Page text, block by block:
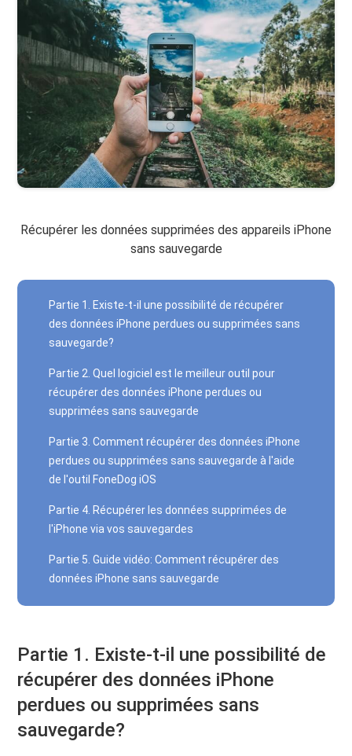
Récupérer les données supprimées des appareils iPhone
sans sauvegarde
Partie 1. Existe-t-il une possibilité de récupérer
des données iPhone perdues ou supprimées sans
sauvegarde?
Partie 2. Quel logiciel est le meilleur outil pour
récupérer des données iPhone perdues ou
supprimées sans sauvegarde
Partie 3. Comment récupérer des données iPhone
perdues ou supprimées sans sauvegarde à l'aide
de l'outil FoneDog iOS
Partie 4. Récupérer les données supprimées de
l'iPhone via vos sauvegardes
Partie 5. Guide vidéo: Comment récupérer des
données iPhone sans sauvegarde
Partie 1. Existe-t-il une possibilité de
récupérer des données iPhone
perdues ou supprimées sans
sauvegarde?